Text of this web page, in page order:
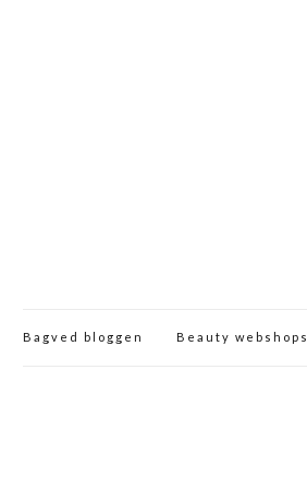
Bagved bloggen Beauty webshops